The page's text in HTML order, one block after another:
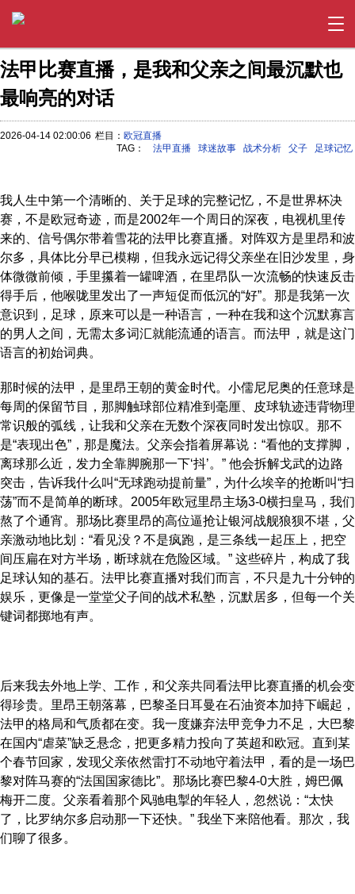
法甲比赛直播，是我和父亲之间最沉默也
最响亮的对话
2026-04-14 02:00:06 栏目： 欧冠直播
TAG：
法甲直播 球迷故事 战术分析 父子 足球记忆
我人生中第一个清晰的、关于足球的完整记忆，不是世界杯决
赛，不是欧冠奇迹，而是2002年一个周日的深夜，电视机里传
来的、信号偶尔带着雪花的法甲比赛直播。对阵双方是里昂和波
尔多，具体比分早已模糊，但我永远记得父亲坐在旧沙发里，身
体微微前倾，手里攥着一罐啤酒，在里昂队一次流畅的快速反击
得手后，他喉咙里发出了一声短促而低沉的“好”。那是我第一次
意识到，足球，原来可以是一种语言，一种在我和这个沉默寡言
的男人之间，无需太多词汇就能流通的语言。而法甲，就是这门
语言的初始词典。
那时候的法甲，是里昂王朝的黄金时代。小儒尼尼奥的任意球是
每周的保留节目，那脚触球部位精准到毫厘、皮球轨迹违背物理
常识般的弧线，让我和父亲在无数个深夜同时发出惊叹。那不
是“表现出色”，那是魔法。父亲会指着屏幕说：“看他的支撑脚，
离球那么近，发力全靠脚腕那一下‘抖’。” 他会拆解戈武的边路
突击，告诉我什么叫“无球跑动提前量”，为什么埃辛的抢断叫“扫
荡”而不是简单的断球。2005年欧冠里昂主场3-0横扫皇马，我们
熬了个通宵。那场比赛里昂的高位逼抢让银河战舰狼狈不堪，父
亲激动地比划：“看见没？不是疯跑，是三条线一起压上，把空
间压扁在对方半场，断球就在危险区域。” 这些碎片，构成了我
足球认知的基石。法甲比赛直播对我们而言，不只是九十分钟的
娱乐，更像是一堂堂父子间的战术私塾，沉默居多，但每一个关
键词都掷地有声。
后来我去外地上学、工作，和父亲共同看法甲比赛直播的机会变
得珍贵。里昂王朝落幕，巴黎圣日耳曼在石油资本加持下崛起，
法甲的格局和气质都在变。我一度嫌弃法甲竞争力不足，大巴黎
在国内“虐菜”缺乏悬念，把更多精力投向了英超和欧冠。直到某
个春节回家，发现父亲依然雷打不动地守着法甲，看的是一场巴
黎对阵马赛的“法国国家德比”。那场比赛巴黎4-0大胜，姆巴佩
梅开二度。父亲看着那个风驰电掣的年轻人，忽然说：“太快
了，比罗纳尔多启动那一下还快。” 我坐下来陪他看。那次，我
们聊了很多。